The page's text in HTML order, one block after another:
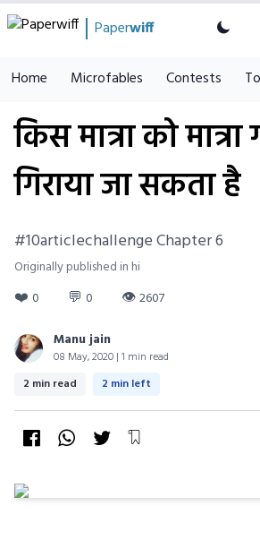
Paperwiff
Home Microfables Contests
किस मात्रा को
गिराया जा सकता है
#10articlechallenge Chapter 6
Originally published in hi
❤️ 0 💬 0 👁2607
Manu jain
08 May, 2020 | 1 min read
2 min read 2 min left